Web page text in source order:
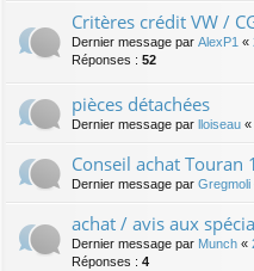
Critères crédit VW /
Dernier message par AlexP1 «
Réponses : 52
pièces détachées
Dernier message par lloiseau «
Conseil achat Touran
Dernier message par Gregmoli
achat / avis aux
Dernier message par Munch «
Réponses : 4